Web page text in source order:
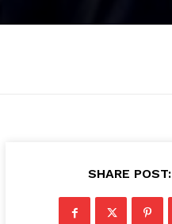
SHARE POST: